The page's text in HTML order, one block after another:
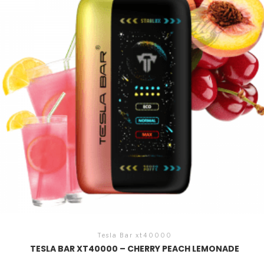
Tesla Bar xt40000
TESLA BAR XT40000 – CHERRY PEACH LEMONADE